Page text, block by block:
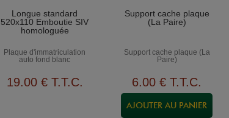
Longue standard
520x110 Emboutie SIV
homologuée
Plaque d'immatriculation
auto fond blanc
19.00 € T.T.C.
Support cache plaque
(La Paire)
Support cache plaque (La
Paire)
6.00 € T.T.C.